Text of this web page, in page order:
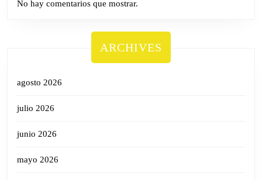
No hay comentarios que mostrar.
ARCHIVES
agosto 2026
julio 2026
junio 2026
mayo 2026